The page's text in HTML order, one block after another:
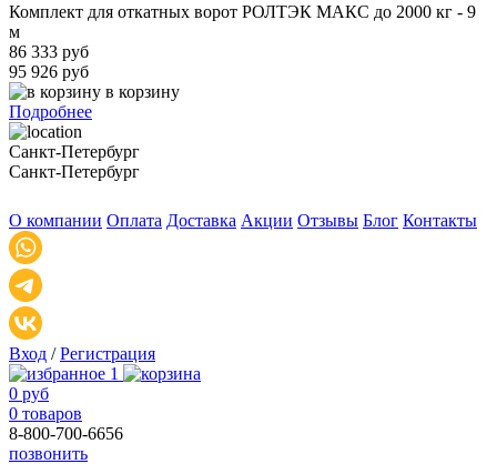
Комплект для откатных ворот РОЛТЭК МАКС до 2000 кг - 9
м
86 333 руб
95 926 руб
в корзину
Подробнее
Санкт-Петербург
Санкт-Петербург
О компании Оплата Доставка Акции Отзывы Блог Контакты
Вход / Регистрация
1
0 руб
0 товаров
8-800-700-6656
позвонить